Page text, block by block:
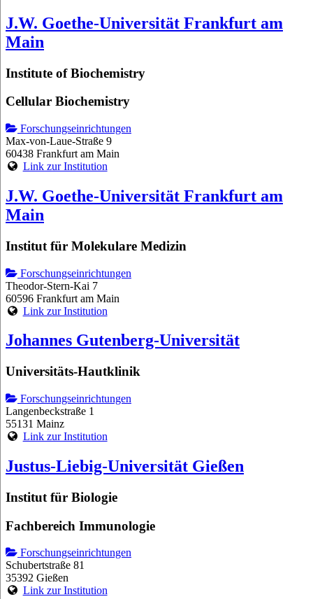
J.W. Goethe-Universität Frankfurt am
Main
Institute of Biochemistry
Cellular Biochemistry
Forschungseinrichtungen
Max-von-Laue-Straße 9
60438 Frankfurt am Main
Link zur Institution
J.W. Goethe-Universität Frankfurt am
Main
Institut für Molekulare Medizin
Forschungseinrichtungen
Theodor-Stern-Kai 7
60596 Frankfurt am Main
Link zur Institution
Johannes Gutenberg-Universität
Universitäts-Hautklinik
Forschungseinrichtungen
Langenbeckstraße 1
55131 Mainz
Link zur Institution
Justus-Liebig-Universität Gießen
Institut für Biologie
Fachbereich Immunologie
Forschungseinrichtungen
Schubertstraße 81
35392 Gießen
Link zur Institution